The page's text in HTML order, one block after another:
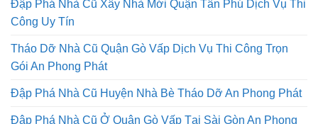
Công Uy Tín
Tháo Dỡ Nhà Cũ Quận Gò Vấp Dịch Vụ Thi Công Trọn
Gói An Phong Phát
Đập Phá Nhà Cũ Huyện Nhà Bè Tháo Dỡ An Phong Phát
Đập Phá Nhà Cũ Ở Quận Gò Vấp Tại Sài Gòn An Phong
Phát Chất Lượng